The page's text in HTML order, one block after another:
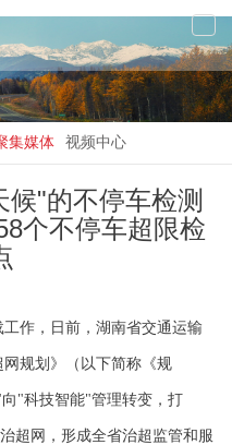
集媒体 视频中心
"的不停车检测
个不停车超限检
作，日前，湖南省交通运输
规划》（以下简称《规
"科技智能"管理转变，打
超网，形成全省治超监管和服